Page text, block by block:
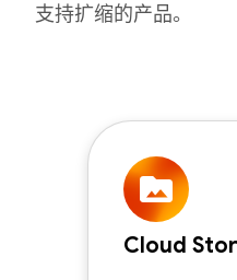
支持扩缩的产品。
Cloud